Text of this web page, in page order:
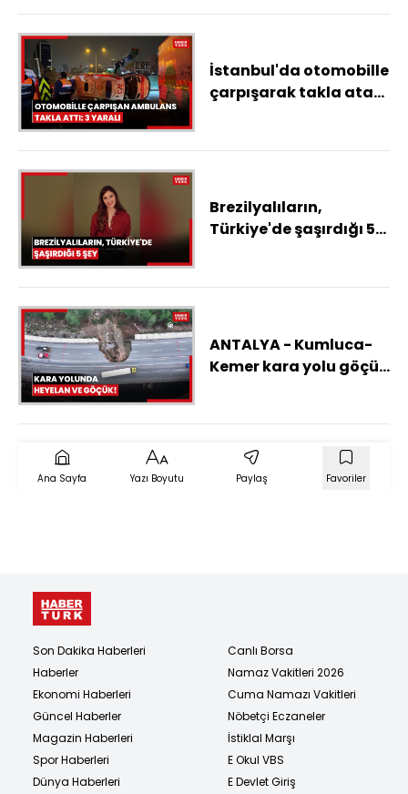
/ Görüntü eklendi
İstanbul'da otomobille
çarpışarak takla atan
Brezilyalıların,
Türkiye'de şaşırdığı 5
ANTALYA - Kumluca-
Kemer kara yolu göçük
kapatıldı
Ana Sayfa Yazı Boyutu Paylaş Favoriler
Son Dakika Haberleri
Haberler
Ekonomi Haberleri
Güncel Haberler
Magazin Haberleri
Spor Haberleri
Dünya Haberleri
Canlı Borsa
Namaz Vakitleri 2026
Cuma Namazı Vakitleri
Nöbetçi Eczaneler
İstiklal Marşı
E Okul VBS
E Devlet Giriş